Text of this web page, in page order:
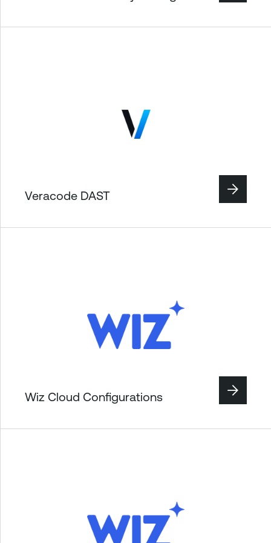
Veracode DAST
Wiz Cloud Configurations